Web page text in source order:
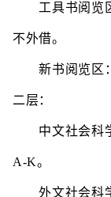
工具书阅览区
不外借。
新书阅览区：
二层：
中文社会科学
A-K。
外文社会科学